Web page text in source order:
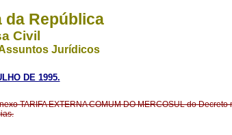
da República
Civil
Jurídicos
DE 1995.
TARIFA EXTERNA COMUM DO MERCOSUL do